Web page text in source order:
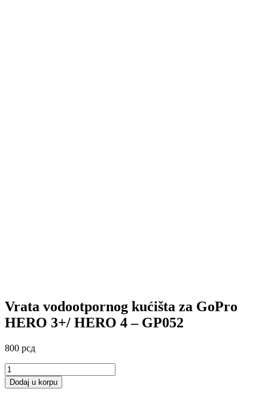
Vrata vodootpornog kućišta za GoPro
HERO 3+/ HERO 4 – GP052
800 рсд
Vrata
vodootpornog
kućišta
Dodaj u korpu